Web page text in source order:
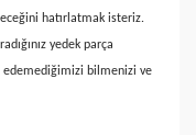
hatırlatmak isteriz.
yedek parça
edemediğimizi bilmenizi ve